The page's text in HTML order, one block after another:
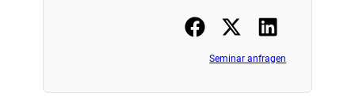
Seminar anfragen